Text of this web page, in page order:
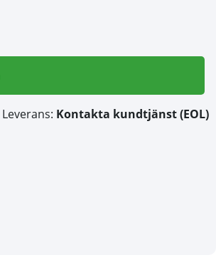
Leverans: Kontakta kundtjänst (EOL)